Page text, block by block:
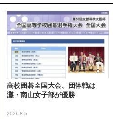
高校囲碁全国大会、団体戦は
灘・南山女子部が優勝
2026.8.5